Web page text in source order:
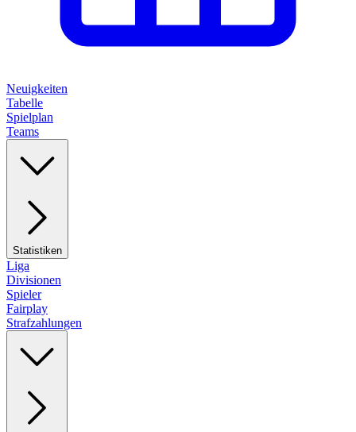
Neuigkeiten
Tabelle
Spielplan
Teams
Statistiken
Liga
Divisionen
Spieler
Fairplay
Strafzahlungen